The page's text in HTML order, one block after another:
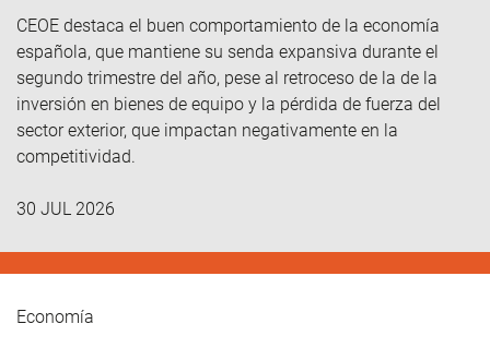
CEOE destaca el buen comportamiento de la economía
española, que mantiene su senda expansiva durante el
segundo trimestre del año, pese al retroceso de la de la
inversión en bienes de equipo y la pérdida de fuerza del
sector exterior, que impactan negativamente en la
competitividad.
30 JUL 2026
Economía